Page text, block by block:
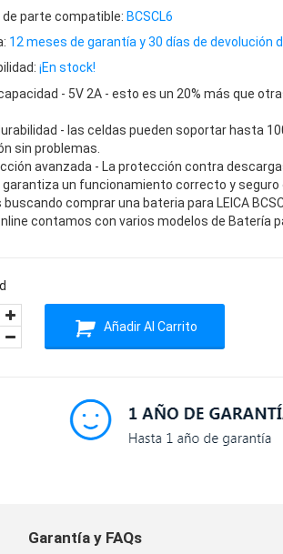
de parte compatible: BCSCL6
12 meses de garantía y 30 días de devolución
¡En stock!
- 5V 2A - esto es un 20% más que
- las celdas pueden soportar hasta
sin problemas.
avanzada - La protección contra
un funcionamiento correcto y seguro
comprar una bateria para LEICA
contamos con varios modelos de Batería
Añadir Al Carrito
Garantía y FAQs